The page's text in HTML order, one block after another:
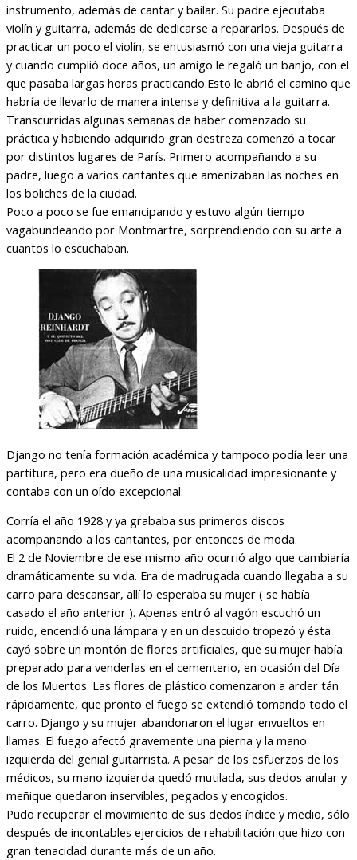
instrumento, además de cantar y bailar. Su padre ejecutaba
violín y guitarra, además de dedicarse a repararlos. Después de
practicar un poco el violín, se entusiasmó con una vieja guitarra
y cuando cumplió doce años, un amigo le regaló un banjo, con el
que pasaba largas horas practicando.Esto le abrió el camino que
habría de llevarlo de manera intensa y definitiva a la guitarra.
Transcurridas algunas semanas de haber comenzado su
práctica y habiendo adquirido gran destreza comenzó a tocar
por distintos lugares de París. Primero acompañando a su
padre, luego a varios cantantes que amenizaban las noches en
los boliches de la ciudad.
Poco a poco se fue emancipando y estuvo algún tiempo
vagabundeando por Montmartre, sorprendiendo con su arte a
cuantos lo escuchaban.
Django no tenía formación académica y tampoco podía leer una
partitura, pero era dueño de una musicalidad impresionante y
contaba con un oído excepcional.
Corría el año 1928 y ya grababa sus primeros discos
acompañando a los cantantes, por entonces de moda.
El 2 de Noviembre de ese mismo año ocurrió algo que cambiaría
dramáticamente su vida. Era de madrugada cuando llegaba a su
carro para descansar, allí lo esperaba su mujer ( se había
casado el año anterior ). Apenas entró al vagón escuchó un
ruido, encendió una lámpara y en un descuido tropezó y ésta
cayó sobre un montón de flores artificiales, que su mujer había
preparado para venderlas en el cementerio, en ocasión del Día
de los Muertos. Las flores de plástico comenzaron a arder tán
rápidamente, que pronto el fuego se extendió tomando todo el
carro. Django y su mujer abandonaron el lugar envueltos en
llamas. El fuego afectó gravemente una pierna y la mano
izquierda del genial guitarrista. A pesar de los esfuerzos de los
médicos, su mano izquierda quedó mutilada, sus dedos anular y
meñique quedaron inservibles, pegados y encogidos.
Pudo recuperar el movimiento de sus dedos índice y medio, sólo
después de incontables ejercicios de rehabilitación que hizo con
gran tenacidad durante más de un año.